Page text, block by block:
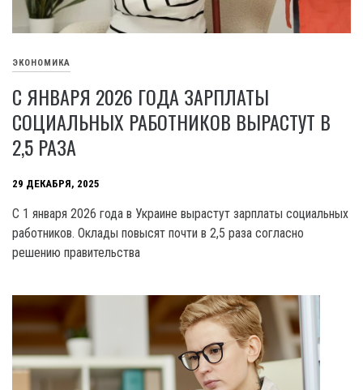
ЭКОНОМИКА
С ЯНВАРЯ 2026 ГОДА ЗАРПЛАТЫ
СОЦИАЛЬНЫХ РАБОТНИКОВ ВЫРАСТУТ В
2,5 РАЗА
29 ДЕКАБРЯ, 2025
С 1 января 2026 года в Украине вырастут зарплаты социальных
работников. Оклады повысят почти в 2,5 раза согласно
решению правительства